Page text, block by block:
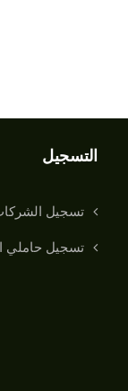
التسجيل
تسجيل
تسجيل حاملي